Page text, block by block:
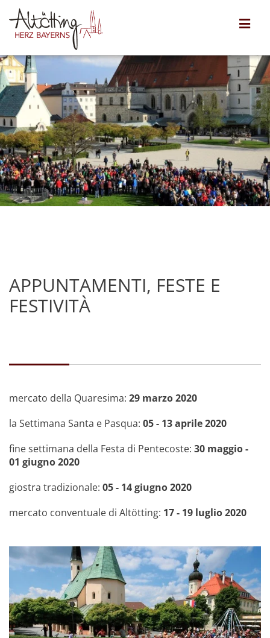
APPUNTAMENTI, FESTE E
FESTIVITÀ
mercato della Quaresima: 29 marzo 2020
la Settimana Santa e Pasqua: 05 - 13 aprile 2020
fine settimana della Festa di Pentecoste: 30 maggio -
01 giugno 2020
giostra tradizionale: 05 - 14 giugno 2020
mercato conventuale di Altötting: 17 - 19 luglio 2020